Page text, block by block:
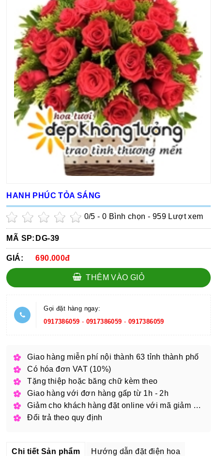
HANH PHÚC TỎA SÁNG
0/5 -0 Bình chọn - 959 Lượt xem
MÃ SP: DG-39
GIÁ: 690.000đ
THÊM VÀO GIỎ
Gọi đặt hàng ngay:
0917386059 - 0917386059 - 0917386059
Giao hàng miễn phí nội thành 63 tỉnh thành phố
Có hóa đơn VAT (10%)
Tặng thiệp hoặc băng chữ kèm theo
Giao hàng với đơn hàng gấp từ 1h - 2h
Giảm cho khách hàng đặt online với mã giảm giá
Đổi trả theo quy định
Chi tiết Sản phẩm Hướng dẫn đặt điện hoa